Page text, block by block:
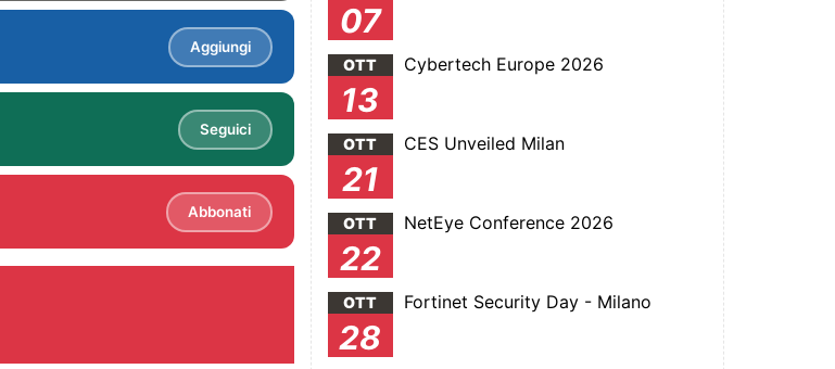
Aggiungi
Seguici
Abbonati
07
OTT
13
Cybertech Europe 2026
OTT
21
CES Unveiled Milan
OTT
22
NetEye Conference 2026
OTT
28
Fortinet Security Day - Milano